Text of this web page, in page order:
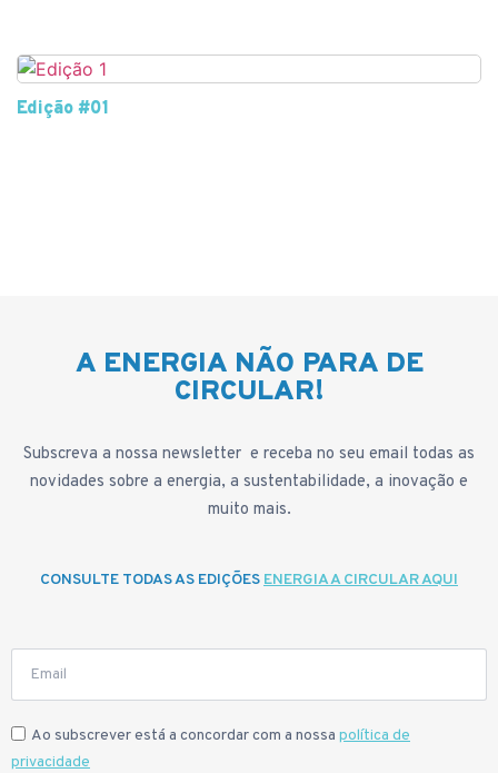
Edição #01
A ENERGIA NÃO PARA DE
CIRCULAR!
Subscreva a nossa newsletter e receba no seu email todas as
novidades sobre a energia, a sustentabilidade, a inovação e
muito mais.
CONSULTE TODAS AS EDIÇÕES ENERGIA A CIRCULAR AQUI
Ao subscrever está a concordar com a nossa política de
privacidade